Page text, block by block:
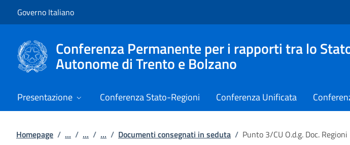
Governo Italiano
Conferenza Permanente per i rapporti tra lo
Autonome di Trento e Bolzano
Presentazione Conferenza Stato-Regioni Conferenza Unificata
Homepage / ... / ... / ... / Documenti consegnati in seduta / Punto 3/CU O.d.g. Doc.